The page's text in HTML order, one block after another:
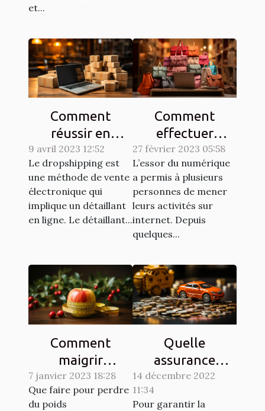
et...
Comment
réussir en
dropshipping ?
9 avril 2023 12:52
Le dropshipping est
une méthode de vente
électronique qui
implique un détaillant
en ligne. Le détaillant...
Comment
effectuer
efficacement
des achats en
ligne ?
27 février 2023 05:58
L’essor du numérique
a permis à plusieurs
personnes de mener
leurs activités sur
internet. Depuis
quelques...
Comment
maigrir
naturellement ?
7 janvier 2023 18:28
Que faire pour perdre
du poids
Quelle
assurance
choisir pour son
14 décembre 2022
11:34
Pour garantir la